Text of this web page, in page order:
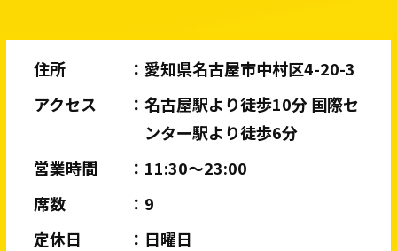
住所
愛知県名古屋市中村区4-20-3
アクセス
名古屋駅より徒歩10分 国際セ
ンター駅より徒歩6分
営業時間
11:30〜23:00
席数
9
定休日
日曜日